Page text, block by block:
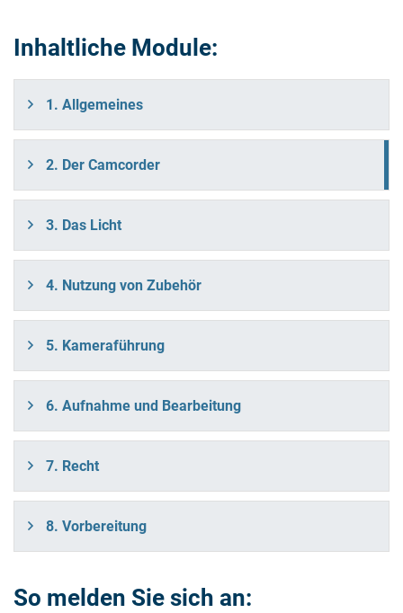
Inhaltliche Module:
1. Allgemeines
2. Der Camcorder
3. Das Licht
4. Nutzung von Zubehör
5. Kameraführung
6. Aufnahme und Bearbeitung
7. Recht
8. Vorbereitung
So melden Sie sich an: